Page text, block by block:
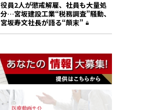
役員2人が懲戒解雇、社員も大量処
分…宮坂建設工業“税務調査”騒動、
宮坂寿文社長が語る“顛末”